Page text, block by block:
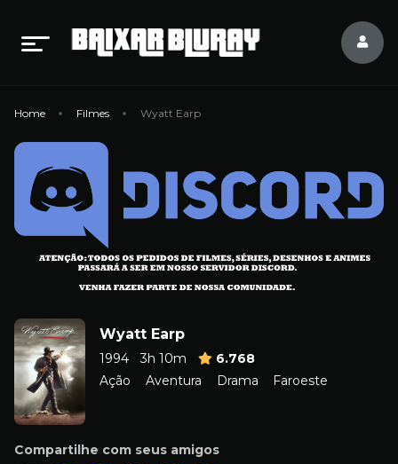
Home Filmes Wyatt Earp
Wyatt Earp
1994 3h 10m
6.768
Ação
Aventura Drama Faroeste
Compartilhe com seus amigos